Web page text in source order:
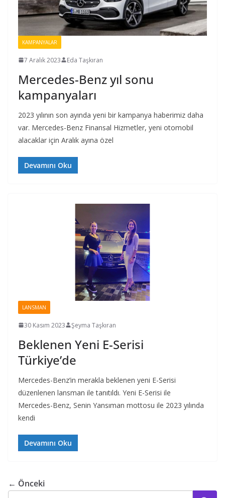
KAMPANYALAR
7 Aralık 2023 Eda Taşkıran
Mercedes-Benz yıl sonu
kampanyaları
2023 yılının son ayında yeni bir kampanya haberimiz daha
var. Mercedes-Benz Finansal Hizmetler, yeni otomobil
alacaklar için Aralık ayına özel
Devamını Oku
LANSMAN
30 Kasım 2023 Şeyma Taşkıran
Beklenen Yeni E-Serisi
Türkiye’de
Mercedes-Benz’in merakla beklenen yeni E-Serisi
düzenlenen lansman ile tanıtıldı. Yeni E-Serisi ile
Mercedes-Benz, Senin Yansıman mottosu ile 2023 yılında
kendi
Devamını Oku
← Önceki